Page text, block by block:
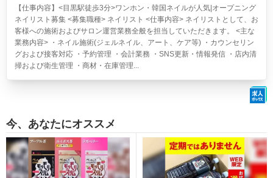
【仕事内容】<目黒駅徒歩3分>ワンホン・韓国ネイルが人気|オープニング
ネイリスト募集 <募集職種> ネイリスト <仕事内容> ネイリストとして、お
客様への施術およびサロン運営業務全般を担当していただきます。 <主な
業務内容> ・ネイル施術(ジェルネイル、アート、ケア等) ・カウンセリン
グおよび接客対応 ・予約管理 ・会計業務 ・SNS更新・情報発信 ・店内清
掃および衛生管理 ・商材・在庫管理...
今、あなたにオススメ